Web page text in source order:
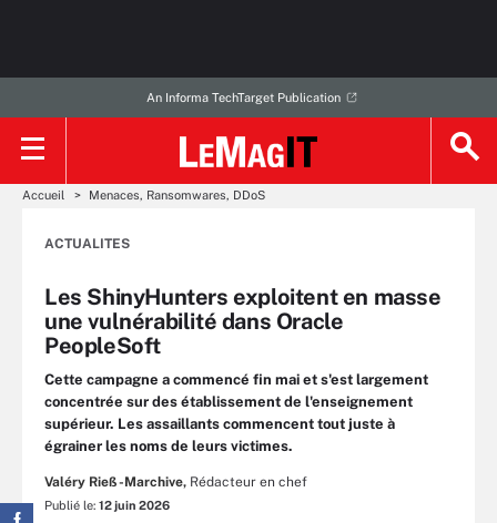
An Informa TechTarget Publication
Accueil Menaces, Ransomwares, DDoS
ACTUALITES
Les ShinyHunters exploitent en masse
une vulnérabilité dans Oracle
PeopleSoft
Cette campagne a commencé fin mai et s'est largement
concentrée sur des établissement de l'enseignement
supérieur. Les assaillants commencent tout juste à
égrainer les noms de leurs victimes.
Valéry Rieß-Marchive, Rédacteur en chef
Publié le: 12 juin 2026